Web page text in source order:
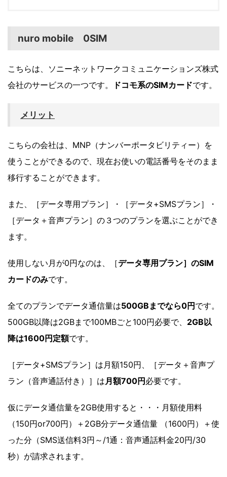
nuro mobile 0SIM
こちらは、ソニーネットワークコミュニケーションズ株式
会社のサービスの一つです。
ドコモ系のSIMカードです。
メリット
こちらの会社は、MNP（ナンバーポータビリティー）を
使うことができるので、現在お使いの電話番号をそのまま
移行することができます。
また、［データ専用プラン］・［データ+SMSプラン］・
［データ＋音声プラン］の３つのプランを選ぶことができ
ます。
使用しない月が0円なのは、［データ専用プラン］のSIM
カードのみです。
全てのプランでデータ通信量は500GBまでなら0円 です。
500GB以降は2GBまで100MBごと100円必要で、 2GB以
降は1600円定額です。
［データ+SMSプラン］は月額150円、［データ＋音声プ
ラン（音声通話付き）］は月額700円 必要です。
仮にデータ通信量を2GB使用すると・・・月額使用料
（150円or700円）＋2GB分データ通信量 （1600円）＋使
った分（SMS送信料3円～/1通：音声通話料金20円/30
秒）が請求されます。